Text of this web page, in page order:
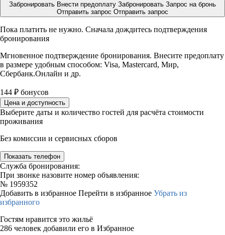
Забронировать Внести предоплату Забронировать Запрос на бронь
Отправить запрос Отправить запрос
Пока платить не нужно. Сначала дождитесь подтверждения
бронирования
Мгновенное подтверждение бронирования. Внесите предоплату
в размере удобным способом: Visa, Mastercard, Мир,
Сбербанк.Онлайн и др.
144 ₽ бонусов
Цена и доступность
Выберите даты и количество гостей для расчёта стоимости
проживания
Без комиссии и сервисных сборов
Показать телефон
Служба бронирования:
При звонке назовите номер объявления:
№ 1959352
Добавить в избранное Перейти в избранное Убрать из
избранного
Гостям нравится это жильё
286 человек добавили его в Избранное